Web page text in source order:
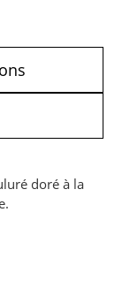
doré à la